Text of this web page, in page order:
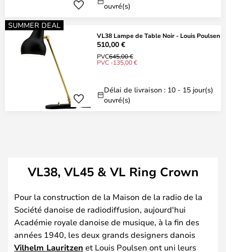
ouvré(s)
SUMMER DEAL
VL38 Lampe de Table Noir - Louis Poulsen
510,00 €
PVC645,00 €
PVC -135,00 €
Délai de livraison : 10 - 15 jour(s)
ouvré(s)
VL38, VL45 & VL Ring Crown
Pour la construction de la Maison de la radio de la
Société danoise de radiodiffusion, aujourd'hui
Académie royale danoise de musique, à la fin des
années 1940, les deux grands designers danois
Vilhelm Lauritzen et Louis Poulsen ont uni leurs